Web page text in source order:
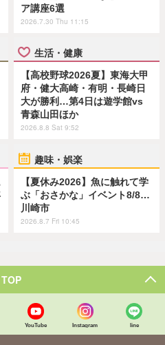
ア講座6選
2026.7.30 Thu 11:15
生活・健康
【高校野球2026夏】東海大甲
府・健大高崎・有明・長崎日
大が勝利…第4日は遊学館vs
青森山田ほか
2026.8.8 Sat 9:52
趣味・娯楽
【夏休み2026】魚に触れて学
ぶ「おさかな」イベント8/8…
川崎市
2026.8.7 Fri 10:45
TOP
YouTube Instagram line